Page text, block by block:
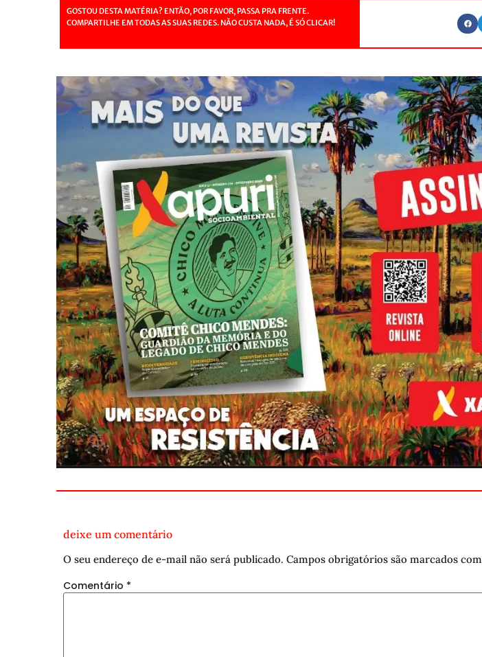
GOSTOU DESTA MATÉRIA? ENTÃO, POR FAVOR, PASSA PRA FRENTE.
COMPARTILHE EM TODAS AS SUAS REDES. NÃO CUSTA NADA, É SÓ CLICAR!
deixe um comentário
O seu endereço de e-mail não será publicado. Campos obrigatórios são marcados com
Comentário *